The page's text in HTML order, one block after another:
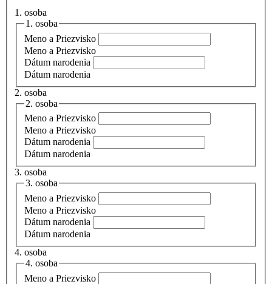
1. osoba
1. osoba
Meno a Priezvisko
Meno a Priezvisko
Dátum narodenia
Dátum narodenia
2. osoba
2. osoba
Meno a Priezvisko
Meno a Priezvisko
Dátum narodenia
Dátum narodenia
3. osoba
3. osoba
Meno a Priezvisko
Meno a Priezvisko
Dátum narodenia
Dátum narodenia
4. osoba
4. osoba
Meno a Priezvisko